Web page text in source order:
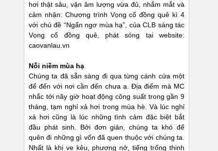
hơi thật sâu, vặn âm lượng vừa đủ, nhắm mắt và
cảm nhận: Chương trình Vọng cổ đồng quê kì 4
với chủ đề “Ngẩn ngơ mùa hạ”, của CLB sáng tác
Vọng cổ đồng quê, phát sóng tại website:
caovanlau.vn
Nỗi niềm mùa hạ
Chúng ta đã sẵn sàng đi qua từng cánh cửa một
để đến với nơi cần đến chưa ạ. Địa điểm mà MC
nhắc tới nãy giờ hoạt động công suất trong gần 9
tháng, tạm nghỉ xả hơi trong mùa hè. Và lúc nghỉ
xả hơi cũng là lúc những tình cảm đặc biệt bắt
đầu phát sinh. Bởi đơn giản, chúng ta khó để
quên đi những gì vốn đã quen thuộc với chúng ta.
Nhất là khi ve kêu, phương nở, tiếng trống thinh